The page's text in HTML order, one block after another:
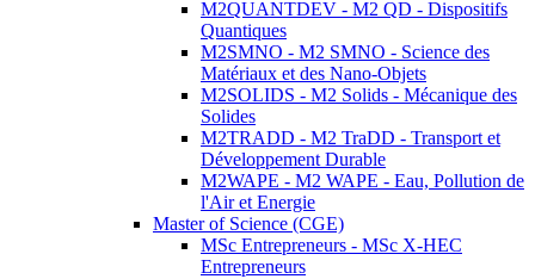
M2QUANTDEV - M2 QD - Dispositifs
Quantiques
M2SMNO - M2 SMNO - Science des
Matériaux et des Nano-Objets
M2SOLIDS - M2 Solids - Mécanique des
Solides
M2TRADD - M2 TraDD - Transport et
Développement Durable
M2WAPE - M2 WAPE - Eau, Pollution de
l'Air et Energie
Master of Science (CGE)
MSc Entrepreneurs - MSc X-HEC
Entrepreneurs